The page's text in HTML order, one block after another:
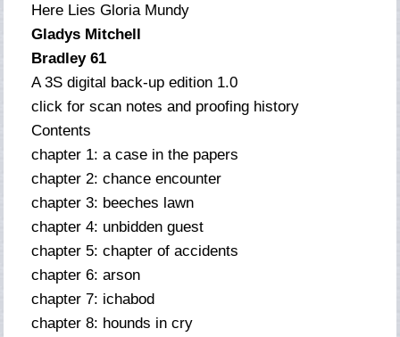
Here Lies Gloria Mundy
Gladys Mitchell
Bradley 61
A 3S digital back-up edition 1.0
click for scan notes and proofing history
Contents
chapter 1: a case in the papers
chapter 2: chance encounter
chapter 3: beeches lawn
chapter 4: unbidden guest
chapter 5: chapter of accidents
chapter 6: arson
chapter 7: ichabod
chapter 8: hounds in cry